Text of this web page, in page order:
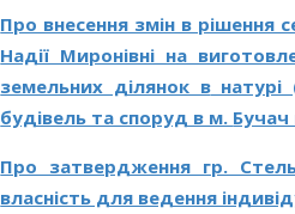
Про внесення змін в рішення
Надії Миронівні на
земельних ділянок внатурі
будівель та споруд в м. Бучач
Про затвердження гр.
власність для ведення